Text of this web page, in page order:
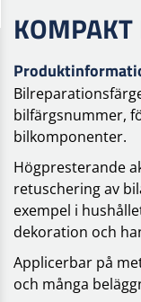
KOMPAKT
bilfärgsnummer,
bilkomponenter.
Högpresterande
retuschering av
exempel i
dekoration och
Applicerbar på
och många